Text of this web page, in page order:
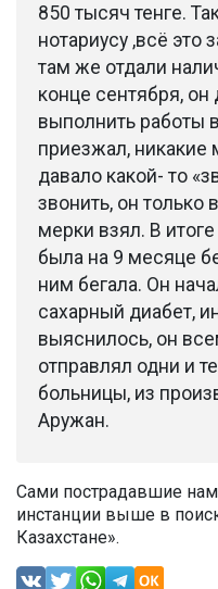
850 тысяч тенге.
нотариусу ,всё это
там же отдали
конце сентября,
выполнить работы
приезжал, никакие
давало какой- то
звонить, он только
мерки взял. В
была на 9 месяце
ним бегала. Он
сахарный диабет,
выяснилось, он
отправлял одни и
больницы, из
Аружан.
Сами пострадавшие
инстанции выше в
Казахстане».